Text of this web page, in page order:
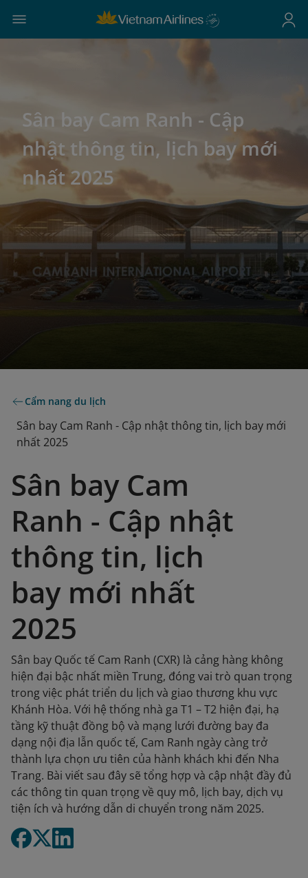
Sân bay Cam Ranh - Cập
nhật thông tin, lịch bay mới
nhất 2025
Cẩm nang du lịch
Sân bay Cam Ranh - Cập nhật thông tin, lịch bay mới
nhất 2025
Sân bay Cam
Ranh - Cập nhật
thông tin, lịch
bay mới nhất
2025
Sân bay Quốc tế Cam Ranh (CXR) là cảng hàng không
hiện đại bậc nhất miền Trung, đóng vai trò quan trọng
trong việc phát triển du lịch và giao thương khu vực
Khánh Hòa. Với hệ thống nhà ga T1 – T2 hiện đại, hạ
tầng kỹ thuật đồng bộ và mạng lưới đường bay đa
dạng nội địa lẫn quốc tế, Cam Ranh ngày càng trở
thành lựa chọn ưu tiên của hành khách khi đến Nha
Trang. Bài viết sau đây sẽ tổng hợp và cập nhật đầy đủ
các thông tin quan trọng về quy mô, lịch bay, dịch vụ
tiện ích và hướng dẫn di chuyển trong năm 2025.